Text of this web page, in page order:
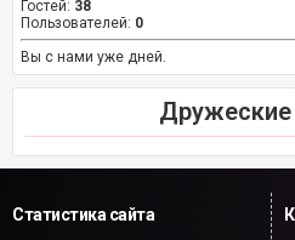
Гостей: 38
Пользователей: 0
Вы с нами уже дней.
Статистика сайта